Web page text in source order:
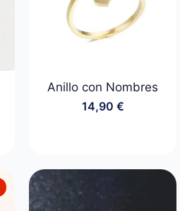
Anillo con Nombres
14,90 €